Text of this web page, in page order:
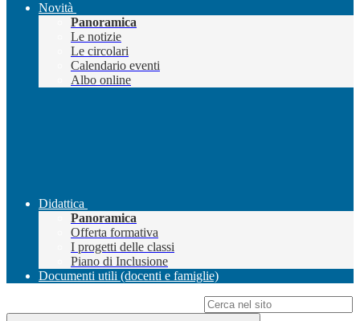
Novità
Panoramica
Le notizie
Le circolari
Calendario eventi
Albo online
Didattica
Panoramica
Offerta formativa
I progetti delle classi
Piano di Inclusione
Documenti utili (docenti e famiglie)